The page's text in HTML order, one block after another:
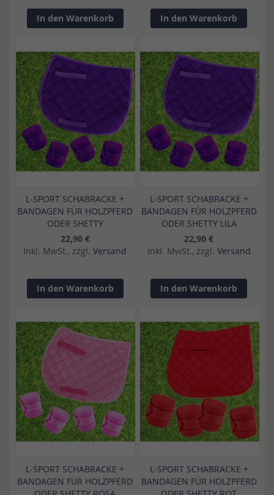
In den Warenkorb In den Warenkorb
L-SPORT SCHABRACKE +
BANDAGEN FÜR HOLZPFERD
ODER SHETTY
22,90 €
Inkl. MwSt., zzgl. Versand
In den Warenkorb
L-SPORT SCHABRACKE +
BANDAGEN FÜR HOLZPFERD
ODER SHETTY LILA
22,90 €
Inkl. MwSt., zzgl. Versand
In den Warenkorb
L-SPORT SCHABRACKE +
BANDAGEN FÜR HOLZPFERD
L-SPORT SCHABRACKE +
BANDAGEN FÜR HOLZPFERD